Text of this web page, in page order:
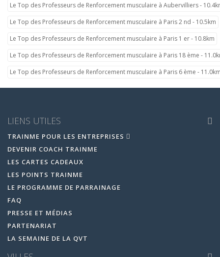
Le Top des Professeurs de Renforcement musculaire à Aubervilliers -
Le Top des Professeurs de Renforcement musculaire à Paris 2 nd - 10.5km
Le Top des Professeurs de Renforcement musculaire à Paris 1 er - 10.8km
Le Top des Professeurs de Renforcement musculaire à Paris 18 ème -
Le Top des Professeurs de Renforcement musculaire à Paris 6 ème -
LIENS UTILES
TRAINME POUR LES ENTREPRISES
DEVENIR COACH TRAINME
LES CARTES CADEAUX
LES POINTS TRAINME
LE PROGRAMME DE PARRAINAGE
FAQ
PRESSE ET MÉDIAS
PARTENARIAT
LA SEMAINE DE LA QVT